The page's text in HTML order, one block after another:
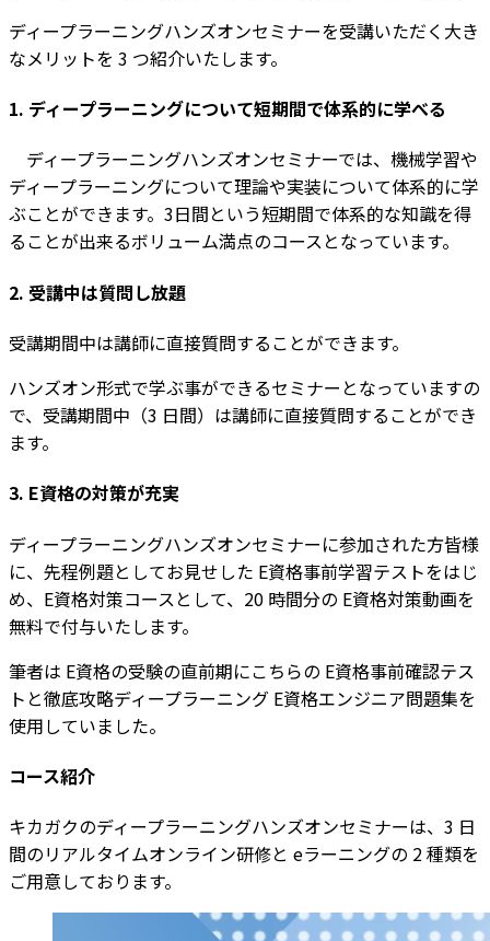
ディープラーニングハンズオンセミナーを受講いただく大き
なメリットを 3 つ紹介いたします。
1. ディープラーニングについて短期間で体系的に学べる
ディープラーニングハンズオンセミナーでは、機械学習や
ディープラーニングについて理論や実装について体系的に学
ぶことができます。3日間という短期間で体系的な知識を得
ることが出来るボリューム満点のコースとなっています。
2. 受講中は質問し放題
受講期間中は講師に直接質問することができます。
ハンズオン形式で学ぶ事ができるセミナーとなっていますの
で、受講期間中（3 日間）は講師に直接質問することができ
ます。
3. E資格の対策が充実
ディープラーニングハンズオンセミナーに参加された方皆様
に、先程例題としてお見せした E資格事前学習テストをはじ
め、E資格対策コースとして、20 時間分の E資格対策動画を
無料で付与いたします。
筆者は E資格の受験の直前期にこちらの E資格事前確認テス
トと徹底攻略ディープラーニング E資格エンジニア問題集を
使用していました。
コース紹介
キカガクのディープラーニングハンズオンセミナーは、3 日
間のリアルタイムオンライン研修と eラーニングの 2 種類を
ご用意しております。